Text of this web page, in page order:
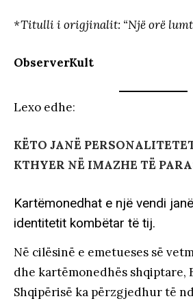
*Titulli i origjinalit: “Një orë
ObserverKult
Lexo edhe:
KËTO JANË
KTHYER NË IMAZHE TË
Kartëmonedhat e një vendi
identitetit kombëtar të tij.
Në cilësinë e emetueses së
dhe kartëmonedhës shqiptare,
Shqipërisë ka përzgjedhur të